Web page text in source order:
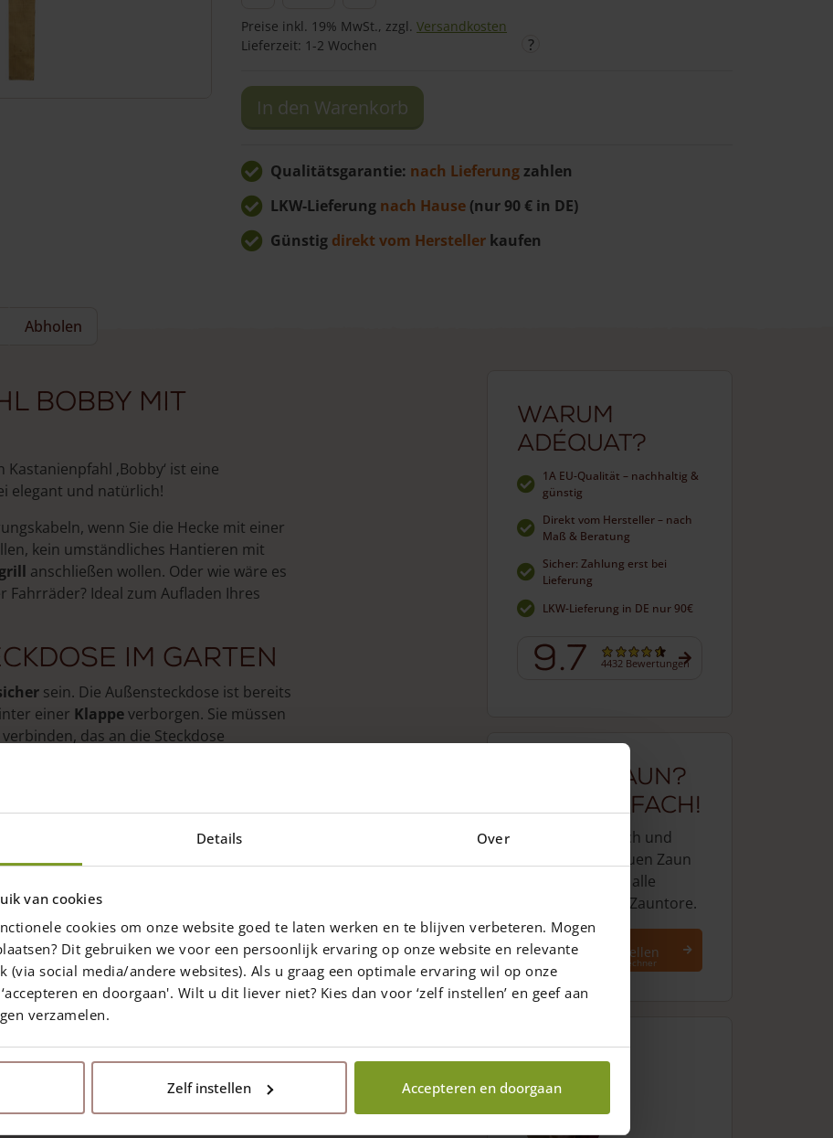
Details Over
van cookies
cookies om onze website goed te laten werken en te blijven verbeteren. Mogen
Dit gebruiken we voor een persoonlijk ervaring op onze website en relevante
(via social media/andere websites). Als u graag een optimale ervaring wil op onze
en doorgaan'. Wilt u dit liever niet? Kies dan voor ‘zelf instellen’ en geef aan
verzamelen.
Zelf instellen Accepteren en doorgaan
Aussensteckdose
Kastanie
kantig
Menge
Preise inkl. 19% MwSt., zzgl. Versandkosten
Lieferzeit: 1-2 Wochen
In den Warenkorb
Qualitätsgarantie: nach Lieferungzahlen
LKW-Lieferung nach Hause (nur 90 € in DE)
Günstig direkt vom Hersteller kaufen
Abholen
Bobby mit
‚Bobby‘ ist eine
elegant und natürlich!
wenn Sie die Hecke mit einer
kein umständliches Hantieren mit
anschließen wollen. Oder wie wäre es
Ideal zum Aufladen Ihres
im Garten
sein. Die Außensteckdose ist bereits
einer Klappeverborgen. Sie müssen
das an die Steckdose
einfach mit dem Kabel, das aus der
und einer Wago-
Verbindung zwischen den beiden
also gesorgt!
eine Rolle in Ihrem Garten! Integriert in
der sich auf natürliche Weise in
ist wird, besteht aus Edelkastanie
von 150 cm (der Pfosten geht etwa 60
– 80 oder 90 cm hoch ist).
der Erdoberfläche, 80- 90 cm über dem
Warum
Adéquat?
1A EU-Qualität – nachhaltig &
günstig
Direkt vom Hersteller – nach
Maß & Beratung
Sicher: Zahlung erst bei
Lieferung
LKW-Lieferung in DE nur 90€
9.7 4432 Bewertungen
Neuer Zaun?
Ganz einfach!
Stellen Sie einfach und
schnell Ihren neuen Zaun
zusammen, inkl. alle
Zaunpfähle und Zauntore.
Zaun
zusammenstellen
Direkt zum Zaunrechner
Fragen?